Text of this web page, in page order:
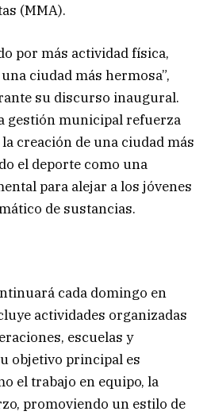
(MMA).
por más actividad física,
ciudad más hermosa”,
su discurso inaugural.
gestión municipal refuerza
creación de una ciudad más
el deporte como una
para alejar a los jóvenes
de sustancias.
cada domingo en
actividades organizadas
escuelas y
objetivo principal es
el trabajo en equipo, la
promoviendo un estilo de